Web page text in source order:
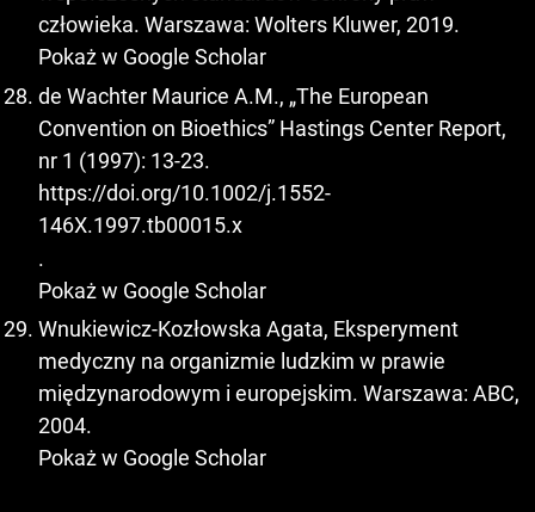
człowieka. Warszawa: Wolters Kluwer, 2019.
Pokaż w Google Scholar
de Wachter Maurice A.M., „The European
Convention on Bioethics” Hastings Center Report,
nr 1 (1997): 13-23.
https://doi.org/10.1002/j.1552-
146X.1997.tb00015.x
.
Pokaż w Google Scholar
Wnukiewicz-Kozłowska Agata, Eksperyment
medyczny na organizmie ludzkim w prawie
międzynarodowym i europejskim. Warszawa: ABC,
2004.
Pokaż w Google Scholar